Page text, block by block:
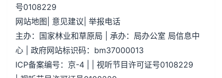
号0108229
网站地图| 意见建议| 举报电话
主办：国家林业和草原局 | 承办：局办公室 局信息中
心 | 政府网站标识码：bm37000013
ICP备案编号：京-4 | | 视听节目许可证号0108229